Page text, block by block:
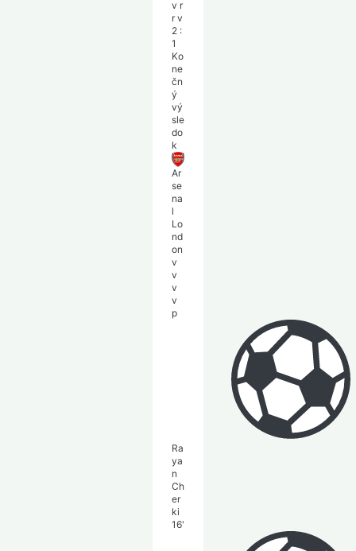
v r
r v
2 :
1
Ko
ne
čn
ý
vý
sle
do
k
Ar
se
na
l
Lo
nd
on
v
v
v
v
p
Ra
ya
n
Ch
er
ki
16'